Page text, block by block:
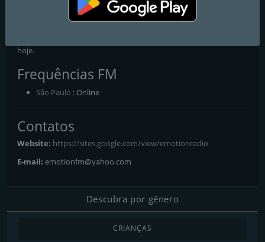
hoje.
Frequências FM
São Paulo : Online
Contatos
Website: https://sites.google.com/view/emotionradio
E-mail: emotionfm@yahoo.com
Descubra por gênero
CRIANÇAS